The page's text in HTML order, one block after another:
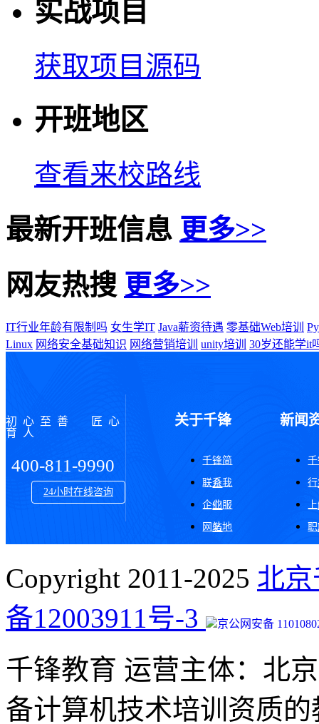
实战项目
获取项目源码
开班地区
查看来校路线
最新开班信息 更多>>
网友热搜 更多>>
IT行业年龄有限制吗 女生学IT Java薪资待遇 零基础Web培训
Linux 网络安全基础知识 网络营销培训 unity培训 30岁还能学it
初心至善 匠心
育人
400-811-9990
24小时在线咨询
关于千锋
千锋简
介
联系我
们
企业服
务
网站地
新闻
Copyright 2011-2025 北
备12003911号-3
京公网安备
千锋教育 运营主体：北
备计算机技术培训资质